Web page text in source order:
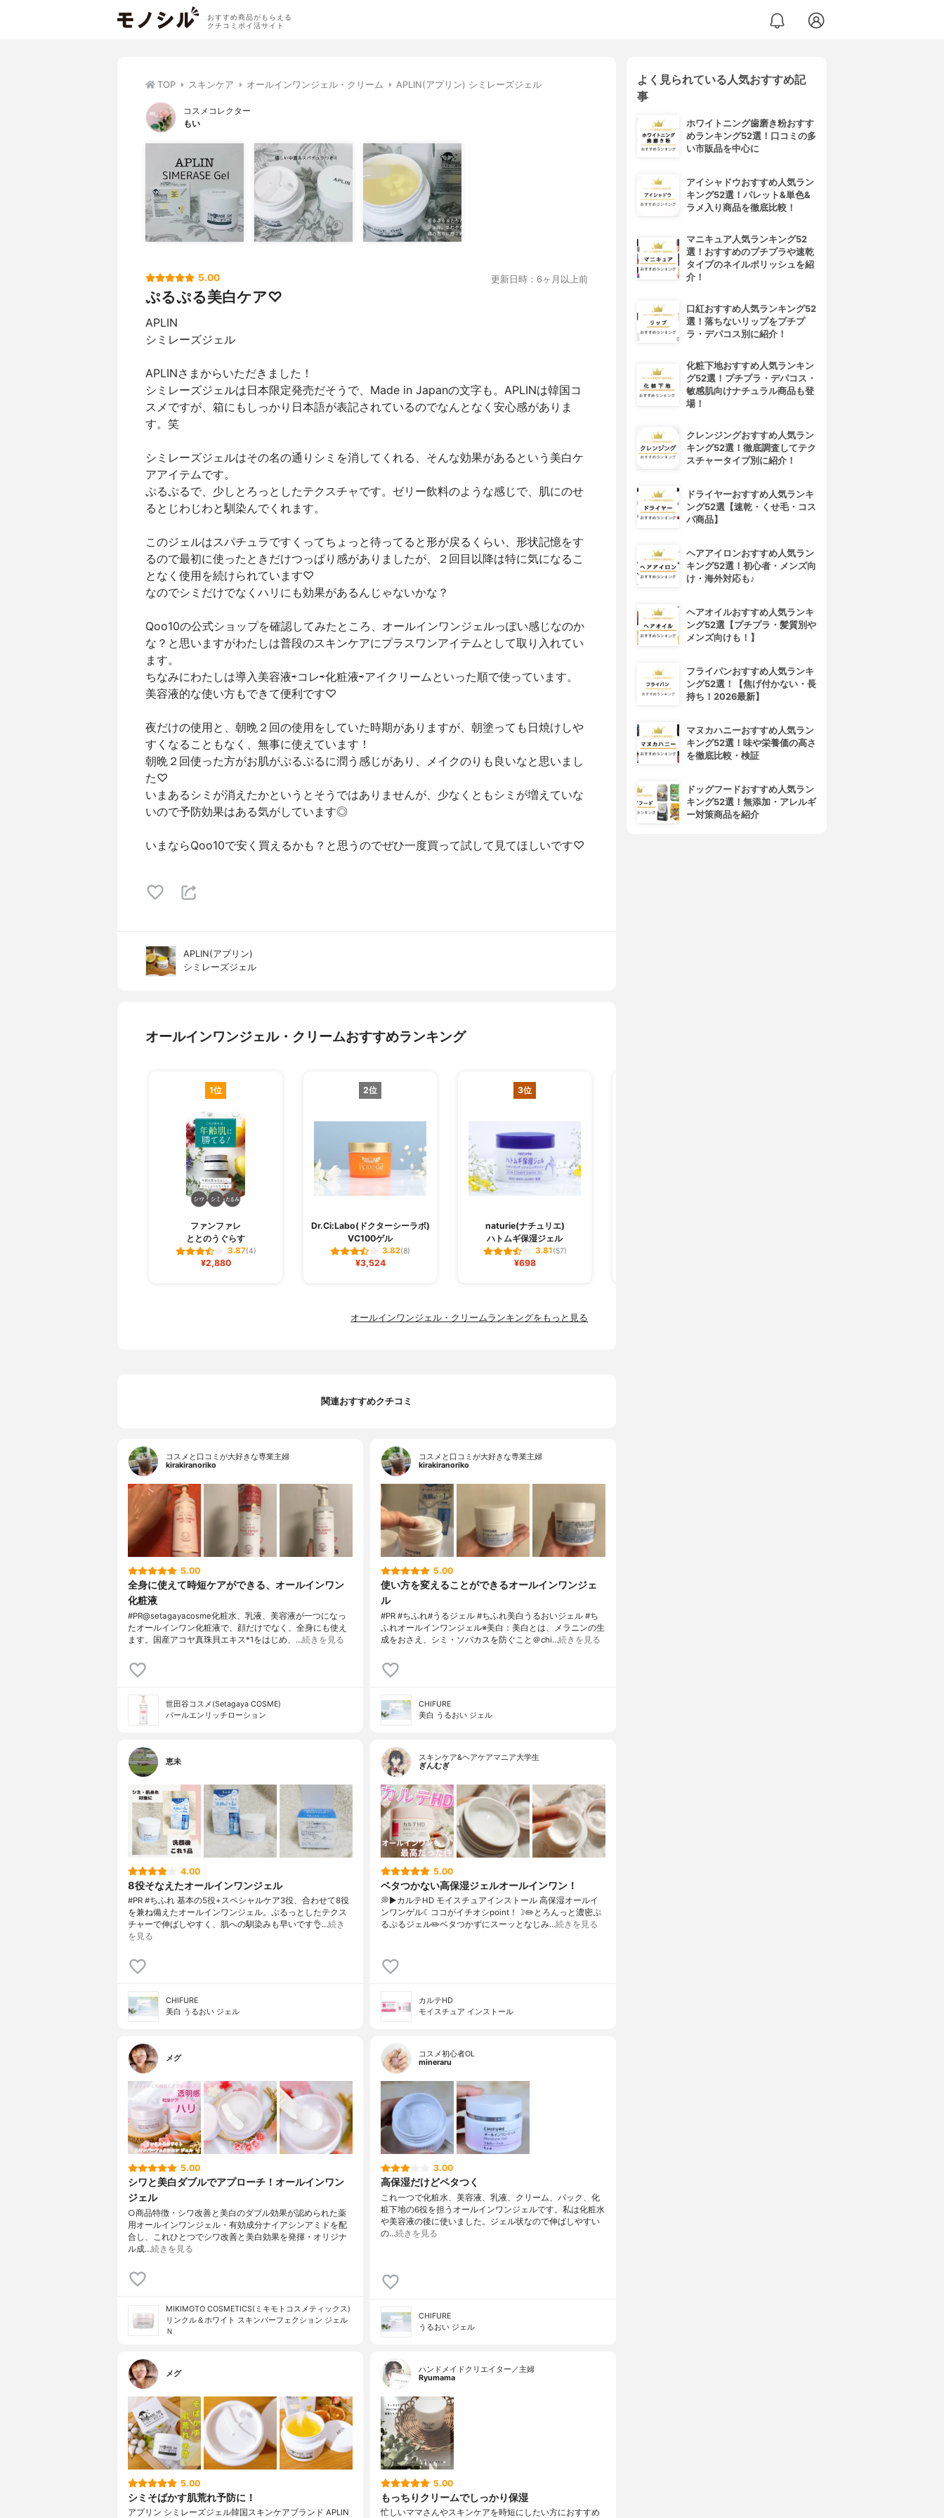
おすすめ商品がもらえる
クチコミポイ活サイト
TOP スキンケア オールインワンジェル・クリーム APLIN(アプリン) シミレーズジェル
コスメコレクター
もい
5.00 更新日時：6ヶ月以上前
ぷるぷる美白ケア♡
APLIN
シミレーズジェル
APLINさまからいただきました！
シミレーズジェルは日本限定発売だそうで、Made in Japanの文字も。APLINは韓国コ
スメですが、箱にもしっかり日本語が表記されているのでなんとなく安心感がありま
す。笑
シミレーズジェルはその名の通りシミを消してくれる、そんな効果があるという美白ケ
アアイテムです。
ぷるぷるで、少しとろっとしたテクスチャです。ゼリー飲料のような感じで、肌にのせ
るとじわじわと馴染んでくれます。
このジェルはスパチュラですくってちょっと待ってると形が戻るくらい、形状記憶をす
るので最初に使ったときだけつっぱり感がありましたが、２回目以降は特に気になるこ
となく使用を続けられています♡
なのでシミだけでなくハリにも効果があるんじゃないかな？
Qoo10の公式ショップを確認してみたところ、オールインワンジェルっぽい感じなのか
な？と思いますがわたしは普段のスキンケアにプラスワンアイテムとして取り入れてい
ます。
ちなみにわたしは導入美容液⇨コレ⇨化粧液⇨アイクリームといった順で使っています。
美容液的な使い方もできて便利です♡
夜だけの使用と、朝晩２回の使用をしていた時期がありますが、朝塗っても日焼けしや
すくなることもなく、無事に使えています！
朝晩２回使った方がお肌がぷるぷるに潤う感じがあり、メイクのりも良いなと思いまし
た♡
いまあるシミが消えたかというとそうではありませんが、少なくともシミが増えていな
いので予防効果はある気がしています◎
いまならQoo10で安く買えるかも？と思うのでぜひ一度買って試して見てほしいです♡
APLIN(アプリン)
シミレーズジェル
オールインワンジェル・クリームおすすめランキング
1位
ファンファレ
ととのうぐらす
3.87(4)
¥2,880
2位
Dr.Ci:Labo(ドクターシーラボ)
VC100ゲル
3.82(8)
¥3,524
3位
naturie(ナチュリエ)
ハトムギ保湿ジェル
3.81(57)
¥698
オールインワンジェル・クリームランキングをもっと見る
関連おすすめクチコミ
コスメと口コミが大好きな専業主婦
kirakiranoriko
5.00
全身に使えて時短ケアができる、オールインワン
化粧液
#PR@setagayacosme化粧水、乳液、美容液が一つになっ
たオールインワン化粧液で、顔だけでなく、全身にも使え
ます。国産アコヤ真珠貝エキス*1をはじめ、…続きを見る
世田谷コスメ(Setagaya COSME)
パールエンリッチローション
コスメと口コミが大好きな専業主婦
kirakiranoriko
5.00
使い方を変えることができるオールインワンジェ
ル
#PR #ちふれ#うるジェル #ちふれ美白うるおいジェル #ち
ふれオールインワンジェル※美白：美白とは、メラニンの生
成をおさえ、シミ・ソバカスを防ぐこと＠chi…続きを見る
CHIFURE
美白 うるおい ジェル
恵未
4.00
8役そなえたオールインワンジェル
#PR #ちふれ 基本の5役+スペシャルケア3役、合わせて8役
を兼ね備えたオールインワンジェル。ぷるっとしたテクス
チャーで伸ばしやすく、肌への馴染みも早いです👌…続き
を見る
CHIFURE
美白 うるおい ジェル
スキンケア&ヘアケアマニア大学生
ぎんむぎ
5.00
ベタつかない高保湿ジェルオールインワン！
💭▶️カルテHD モイスチュアインストール 高保湿オールイ
ンワンゲル☾ココがイチオシpoint！☽✏️とろんっと濃密ぷ
るぷるジェル✏️ベタつかずにスーッとなじみ…続きを見る
カルテHD
モイスチュア インストール
メグ
5.00
シワと美白ダブルでアプローチ！オールインワン
ジェル
○商品特徴・シワ改善と美白のダブル効果が認められた薬
用オールインワンジェル・有効成分ナイアシンアミドを配
合し、これひとつでシワ改善と美白効果を発揮・オリジナ
ル成…続きを見る
MIKIMOTO COSMETICS(ミキモトコスメティックス)
リンクル＆ホワイト スキンパーフェクション ジェル
Ｎ
コスメ初心者OL
mineraru
3.00
高保湿だけどペタつく
これ一つで化粧水、美容液、乳液、クリーム、パック、化
粧下地の6役を担うオールインワンジェルです。私は化粧水
や美容液の後に使いました。ジェル状なので伸ばしやすい
の…続きを見る
CHIFURE
うるおい ジェル
メグ
5.00
シミそばかす肌荒れ予防に！
アプリン シミレーズジェル韓国スキンケアブランド APLIN
ハンドメイドクリエイター／主婦
Ryumama
5.00
もっちりクリームでしっかり保湿
忙しいママさんやスキンケアを時短にしたい方におすすめ
よく見られている人気おすすめ記
事
ホワイトニング歯磨き粉おすす
めランキング52選！口コミの多
い市販品を中心に
アイシャドウおすすめ人気ラン
キング52選！パレット&単色&
ラメ入り商品を徹底比較！
マニキュア人気ランキング52
選！おすすめのプチプラや速乾
タイプのネイルポリッシュを紹
介！
口紅おすすめ人気ランキング52
選！落ちないリップをプチプ
ラ・デパコス別に紹介！
化粧下地おすすめ人気ランキン
グ52選！プチプラ・デパコス・
敏感肌向けナチュラル商品も登
場！
クレンジングおすすめ人気ラン
キング52選！徹底調査してテク
スチャータイプ別に紹介！
ドライヤーおすすめ人気ランキ
ング52選【速乾・くせ毛・コス
パ商品】
ヘアアイロンおすすめ人気ラン
キング52選！初心者・メンズ向
け・海外対応も♪
ヘアオイルおすすめ人気ランキ
ング52選【プチプラ・髪質別や
メンズ向けも！】
フライパンおすすめ人気ランキ
ング52選！【焦げ付かない・長
持ち！2026最新】
マヌカハニーおすすめ人気ラン
キング52選！味や栄養価の高さ
を徹底比較・検証
ドッグフードおすすめ人気ラン
キング52選！無添加・アレルギ
ー対策商品を紹介